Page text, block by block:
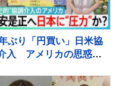
害は・・【サンデーモ
ング】
ぶり「円買い」日米協
入 アメリカの思惑
”か？【サンデーモーニン